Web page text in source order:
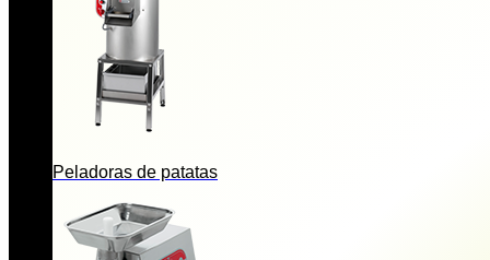
Peladoras de patatas